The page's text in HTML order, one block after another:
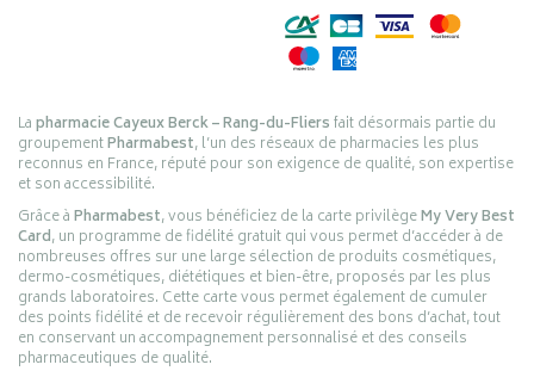
Lapharmacie Cayeux Berck – Rang-du-Fliersfait désormais partie du
groupementPharmabest, l’un des réseaux de pharmacies les plus
reconnus en France, réputé pour son exigence de qualité, son expertise
et son accessibilité.
Grâce àPharmabest, vous bénéficiez de la carte privilègeMy Very Best
Card, un programme de fidélité gratuit qui vous permet d’accéder à de
nombreuses offres sur une large sélection de produits cosmétiques,
dermo-cosmétiques, diététiques et bien-être, proposés par les plus
grands laboratoires. Cette carte vous permet également de cumuler
des points fidélité et de recevoir régulièrement des bons d’achat, tout
en conservant un accompagnement personnalisé et des conseils
pharmaceutiques de qualité.